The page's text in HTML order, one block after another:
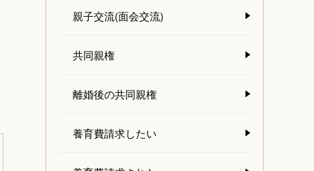
親子交流(面会交流)
共同親権
離婚後の共同親権
養育費請求したい